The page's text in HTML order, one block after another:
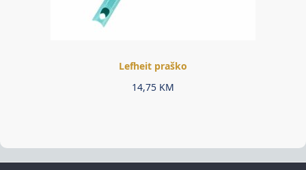
Lefheit praško
14,75 KM